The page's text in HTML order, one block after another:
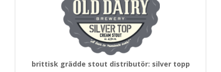
brittisk grädde stout distributör: silver topp